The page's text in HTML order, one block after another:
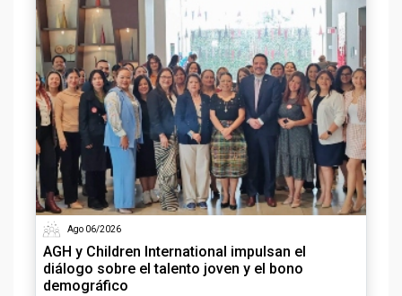
Ago 06/2026
AGH y Children International impulsan el
diálogo sobre el talento joven y el bono
demográfico